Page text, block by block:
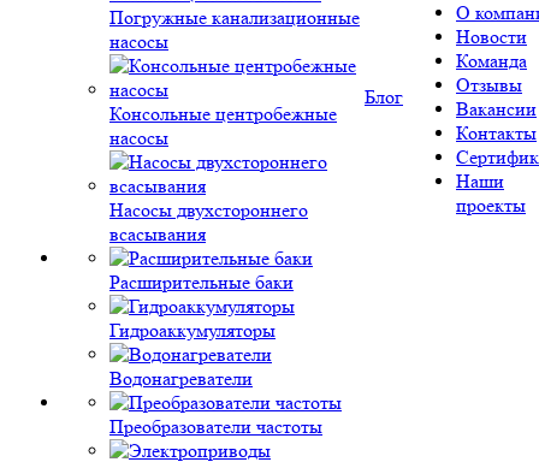
Погружные канализационные
насосы
Консольные центробежные
насосы
Насосы двухстороннего
всасывания
Расширительные баки
Гидроаккумуляторы
Водонагреватели
Преобразователи частоты
Блог
О
Новости
Команда
Отзывы
Вакансии
Контакты
Наши
проекты